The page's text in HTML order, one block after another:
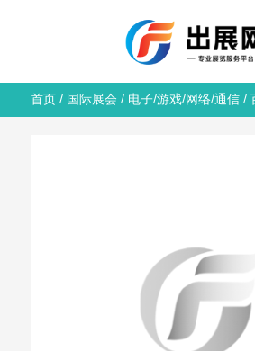
首页/ 国际展会 / 电子/游戏/网络/通信/